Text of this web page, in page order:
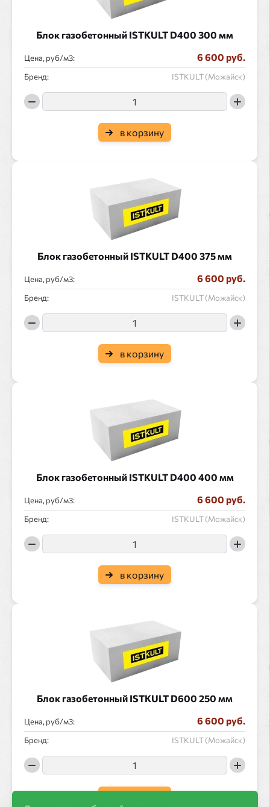
Блок газобетонный ISTKULT D400 300 мм
Цена, руб/ : 6 600 руб.
Бренд: ISTKULT (Можайск)
в корзину
Блок газобетонный ISTKULT D400 375 мм
Цена, руб/ : 6 600 руб.
Бренд: ISTKULT (Можайск)
в корзину
Блок газобетонный ISTKULT D400 400 мм
Цена, руб/ : 6 600 руб.
Бренд: ISTKULT (Можайск)
в корзину
Блок газобетонный ISTKULT D600 250 мм
Цена, руб/ : 6 600 руб.
Бренд: ISTKULT (Можайск)